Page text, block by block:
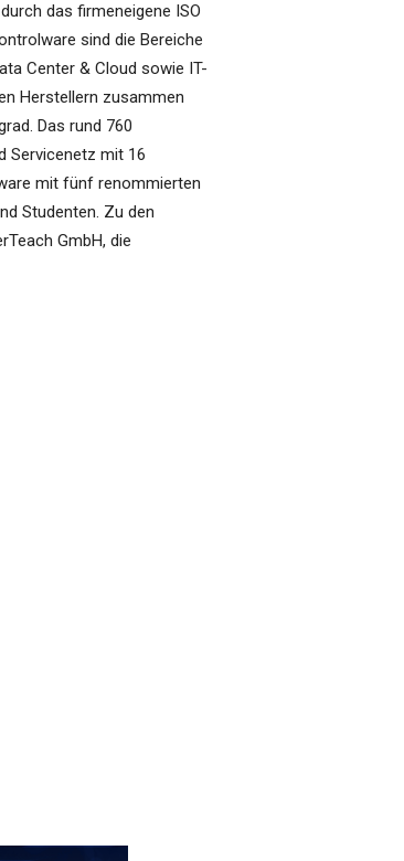
das firmeneigene ISO
sind die Bereiche
Center & Cloud sowie IT-
Herstellern zusammen
Das rund 760
Servicenetz mit 16
mit fünf renommierten
Studenten. Zu den
GmbH, die